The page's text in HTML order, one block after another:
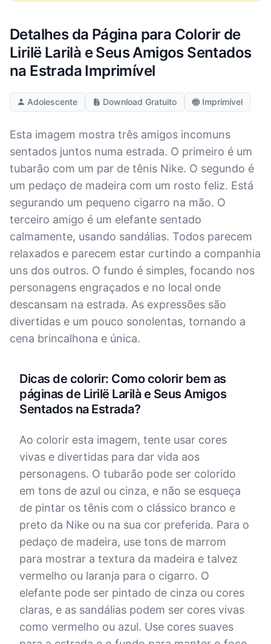
Detalhes da Página para Colorir de
Lirilë Larilà e Seus Amigos Sentados
na Estrada Imprimível
Adolescente Download Gratuito Imprimível
Esta imagem mostra três amigos incomuns
sentados juntos numa estrada. O primeiro é um
tubarão com um par de tênis Nike. O segundo é
um pedaço de madeira com um rosto feliz. Está
segurando um pequeno cigarro na mão. O
terceiro amigo é um elefante sentado
calmamente, usando sandálias. Todos parecem
relaxados e parecem estar curtindo a companhia
uns dos outros. O fundo é simples, focando nos
personagens engraçados e no local onde
descansam na estrada. As expressões são
divertidas e um pouco sonolentas, tornando a
cena brincalhona e única.
Dicas de colorir: Como colorir bem as
páginas de Lirilë Larilà e Seus Amigos
Sentados na Estrada?
Ao colorir esta imagem, tente usar cores
vivas e divertidas para dar vida aos
personagens. O tubarão pode ser colorido
em tons de azul ou cinza, e não se esqueça
de pintar os tênis com o clássico branco e
preto da Nike ou na sua cor preferida. Para o
pedaço de madeira, use tons de marrom
para mostrar a textura da madeira e talvez
vermelho ou laranja para o cigarro. O
elefante pode ser pintado de cinza ou cores
claras, e as sandálias podem ser cores vivas
como vermelho ou azul. Use cores suaves